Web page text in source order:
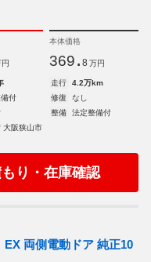
円
本体価格
369. 8 万円
走行
4.2万km
付 修復
なし
整備
法定整備付
大阪狭山市
もり・在庫確認
両側電動ドア 純正10